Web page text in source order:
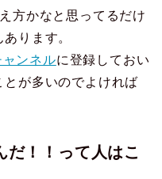
方かなと思ってるだけ
ります。
ンネルに登録しておい
が多いのでよければ
だ！！って人はこ